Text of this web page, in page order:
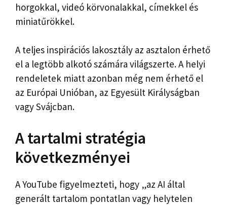
horgokkal, videó körvonalakkal, címekkel és
miniatűrökkel.
A teljes inspirációs lakosztály az asztalon érhető
el a legtöbb alkotó számára világszerte. A helyi
rendeletek miatt azonban még nem érhető el
az Európai Unióban, az Egyesült Királyságban
vagy Svájcban.
A tartalmi stratégia
következményei
A YouTube figyelmezteti, hogy „az AI által
generált tartalom pontatlan vagy helytelen